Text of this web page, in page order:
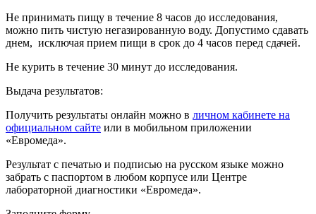
Не принимать пищу в течение 8 часов до исследования,
можно пить чистую негазированную воду. Допустимо сдавать
днем, исключая прием пищи в срок до 4 часов перед сдачей.
Не курить в течение 30 минут до исследования.
Выдача результатов:
Получить результаты онлайн можно в личном кабинете на
официальном сайте или в мобильном приложении
«Евромеда».
Результат с печатью и подписью на русском языке можно
забрать с паспортом в любом корпусе или Центре
лабораторной диагностики «Евромеда».